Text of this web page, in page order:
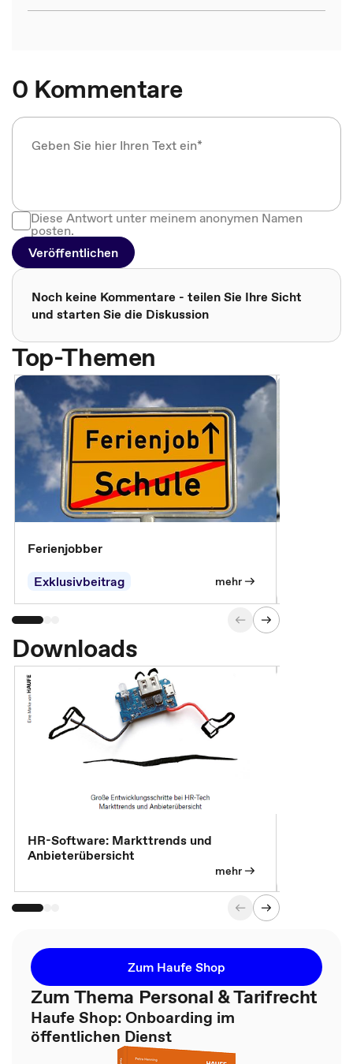
0 Kommentare
Diese Antwort unter meinem anonymen Namen
posten.
Veröffentlichen
Noch keine Kommentare - teilen Sie Ihre Sicht
und starten Sie die Diskussion
Top-Themen
Ferienjobber
Exklusivbeitrag
mehr
Downloads
HR-Software: Markttrends und
Anbieterübersicht
mehr
Zum Haufe Shop
Zum Thema Personal & Tarifrecht
Haufe Shop: Onboarding im
öffentlichen Dienst